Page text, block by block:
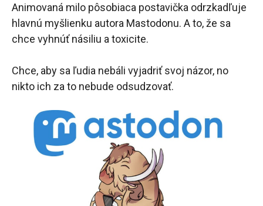
Animovaná milo pôsobiaca postavička odrzkadľuje
hlavnú myšlienku autora Mastodonu. A to, že sa
chce vyhnúť násiliu a toxicite.
Chce, aby sa ľudia nebáli vyjadriť svoj názor, no
nikto ich za to nebude odsudzovať.